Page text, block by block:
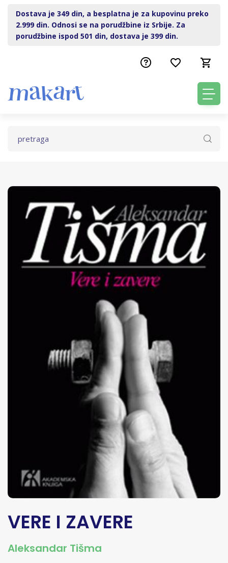
Dostava je 349 din, a besplatna je za kupovinu preko
2.999 din. Odnosi se na porudžbine iz Srbije. Za
porudžbine ispod 501 din, dostava je 399 din.
VERE I ZAVERE
Aleksandar Tišma